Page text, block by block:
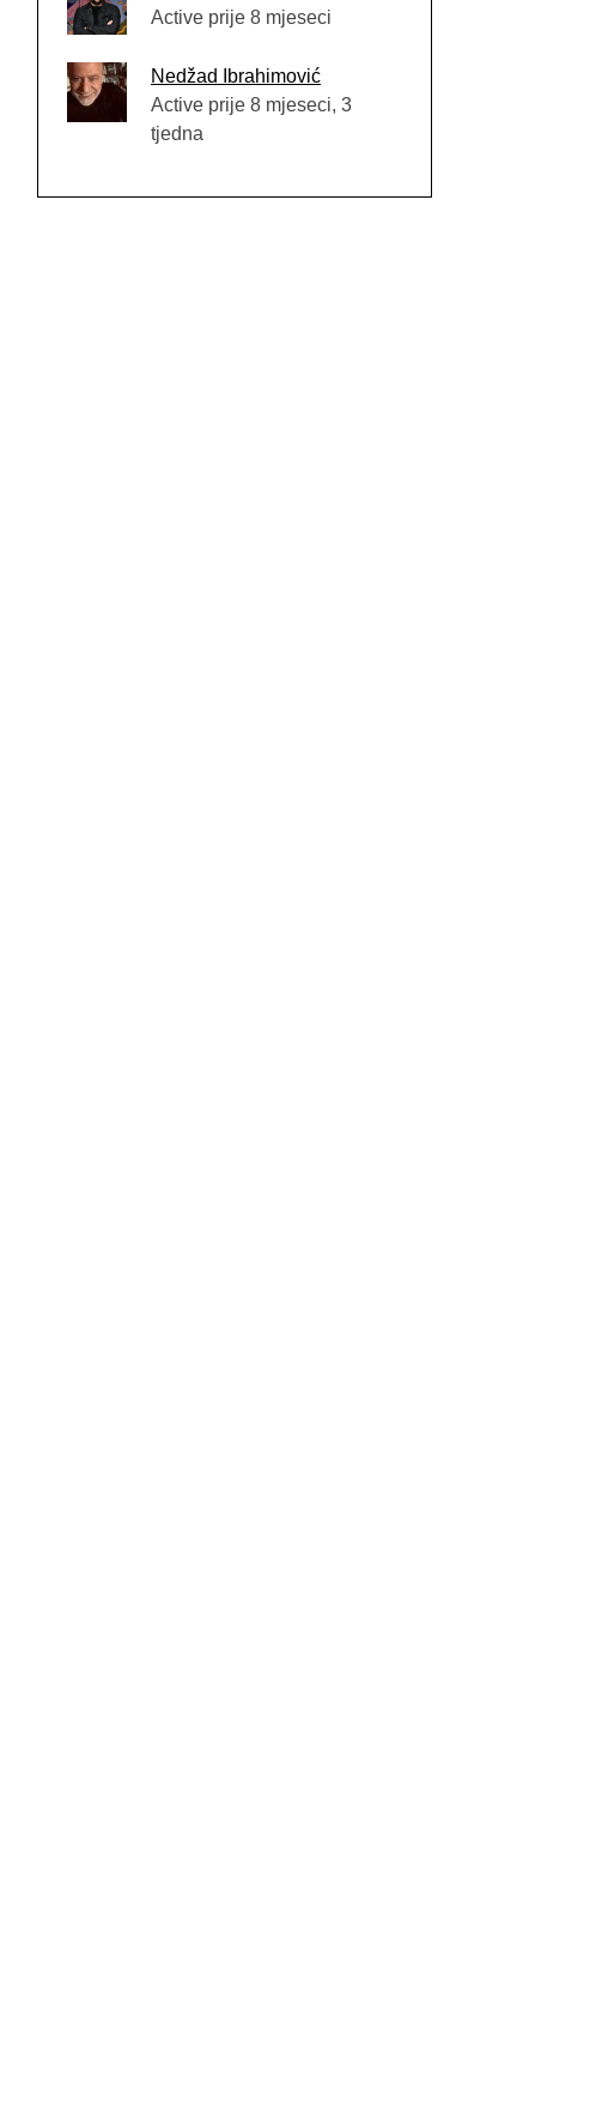
Active prije 8 mjeseci
Nedžad Ibrahimović
Active prije 8 mjeseci, 3
tjedna